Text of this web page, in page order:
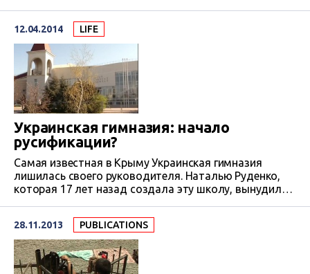
12.04.2014 LIFE
Украинская гимназия: начало
русификации?
Самая известная в Крыму Украинская гимназия
лишилась своего руководителя. Наталью Руденко,
которая 17 лет назад создала эту школу, вынудили
формулировкой “по согласованию сторон”.
Родители возмущены, а городские власти,
“подтолкнувшие” в этому шагу руководителя,
заявляют, что директор сама так решила.
28.11.2013 PUBLICATIONS